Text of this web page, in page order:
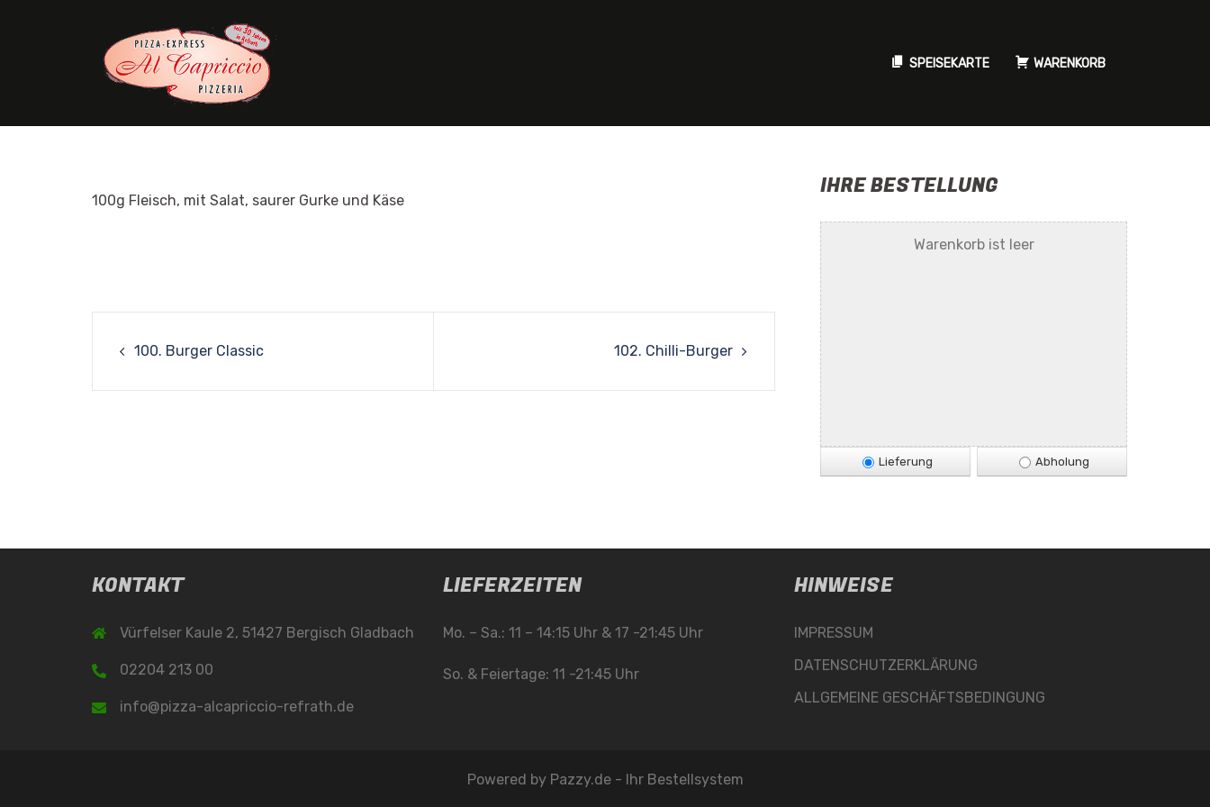
SPEISEKARTE WARENKORB
100g Fleisch, mit Salat, saurer Gurke und Käse
Post
navigation
100. Burger Classic 102. Chilli-Burger
IHRE BESTELLUNG
Warenkorb ist leer
Lieferung Abholung
KONTAKT
Vürfelser Kaule 2, 51427 Bergisch Gladbach
02204 213 00
info@pizza-alcapriccio-refrath.de
LIEFERZEITEN
Mo. – Sa.: 11 – 14:15 Uhr & 17 -21:45 Uhr
So. & Feiertage: 11 -21:45 Uhr
HINWEISE
IMPRESSUM
DATENSCHUTZERKLÄRUNG
ALLGEMEINE GESCHÄFTSBEDINGUNG
Powered by Pazzy.de - Ihr Bestellsystem